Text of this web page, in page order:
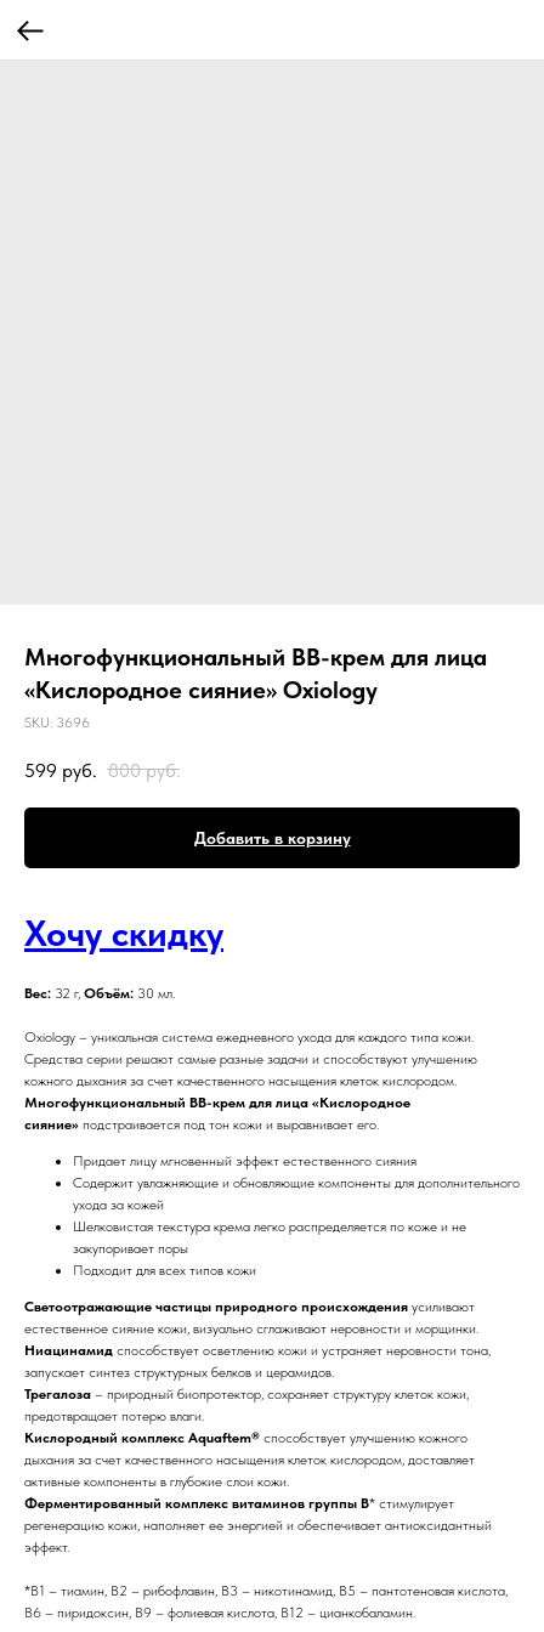
Многофункциональный BB-крем для лица
«Кислородное сияние» Oxiology
SKU: 3696
599 руб. 800 руб.
Добавить в корзину
Хочу скидку
Вес: 32 г, Объём: 30 мл.
Oxiology – уникальная система ежедневного ухода для каждого типа кожи.
Средства серии решают самые разные задачи и способствуют улучшению
кожного дыхания за счет качественного насыщения клеток кислородом.
Многофункциональный BB-крем для лица «Кислородное
сияние» подстраивается под тон кожи и выравнивает его.
Придает лицу мгновенный эффект естественного сияния
Содержит увлажняющие и обновляющие компоненты для дополнительного
ухода за кожей
Шелковистая текстура крема легко распределяется по коже и не
закупоривает поры
Подходит для всех типов кожи
Светоотражающие частицы природного происхождения усиливают
естественное сияние кожи, визуально сглаживают неровности и морщинки.
Ниацинамид способствует осветлению кожи и устраняет неровности тона,
запускает синтез структурных белков и церамидов.
Трегалоза – природный биопротектор, сохраняет структуру клеток кожи,
предотвращает потерю влаги.
Кислородный комплекс Aquaftem® способствует улучшению кожного
дыхания за счет качественного насыщения клеток кислородом, доставляет
активные компоненты в глубокие слои кожи.
Ферментированный комплекс витаминов группы B* стимулирует
регенерацию кожи, наполняет ее энергией и обеспечивает антиоксидантный
эффект.
*B1 – тиамин, B2 – рибофлавин, B3 – никотинамид, B5 – пантотеновая кислота,
B6 – пиридоксин, B9 – фолиевая кислота, B12 – цианкобаламин.